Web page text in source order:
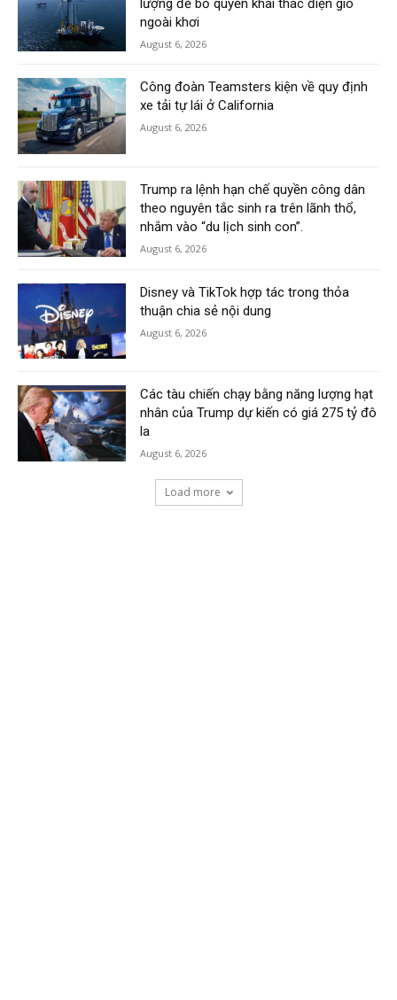
lượng để bỏ quyền khai thác điện gió
ngoài khơi
August 6, 2026
Công đoàn Teamsters kiện về quy định
xe tải tự lái ở California
August 6, 2026
Trump ra lệnh hạn chế quyền công dân
theo nguyên tắc sinh ra trên lãnh thổ,
nhắm vào “du lịch sinh con”.
August 6, 2026
Disney và TikTok hợp tác trong thỏa
thuận chia sẻ nội dung
August 6, 2026
Các tàu chiến chạy bằng năng lượng hạt
nhân của Trump dự kiến có giá 275 tỷ đô
la
August 6, 2026
Load more